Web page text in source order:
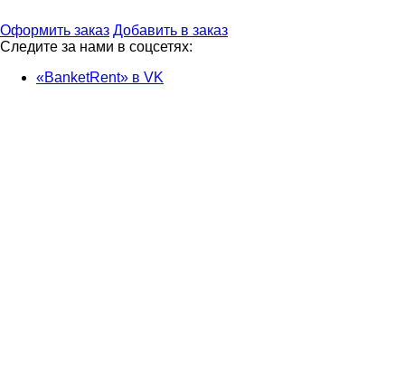
Оформить заказ Добавить в заказ
Следите за нами в соцсетях:
«BanketRent» в VK